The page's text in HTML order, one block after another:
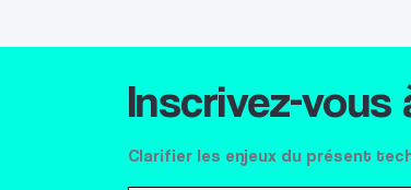
Inscrivez-
Clarifier les enjeux du présent